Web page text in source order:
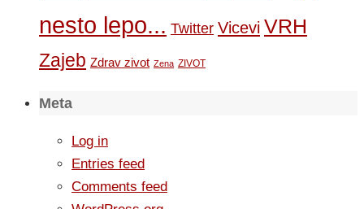
nesto lepo... Twitter Vicevi VRH
Zajeb Zdrav zivot Zena ZIVOT
Meta
Log in
Entries feed
Comments feed